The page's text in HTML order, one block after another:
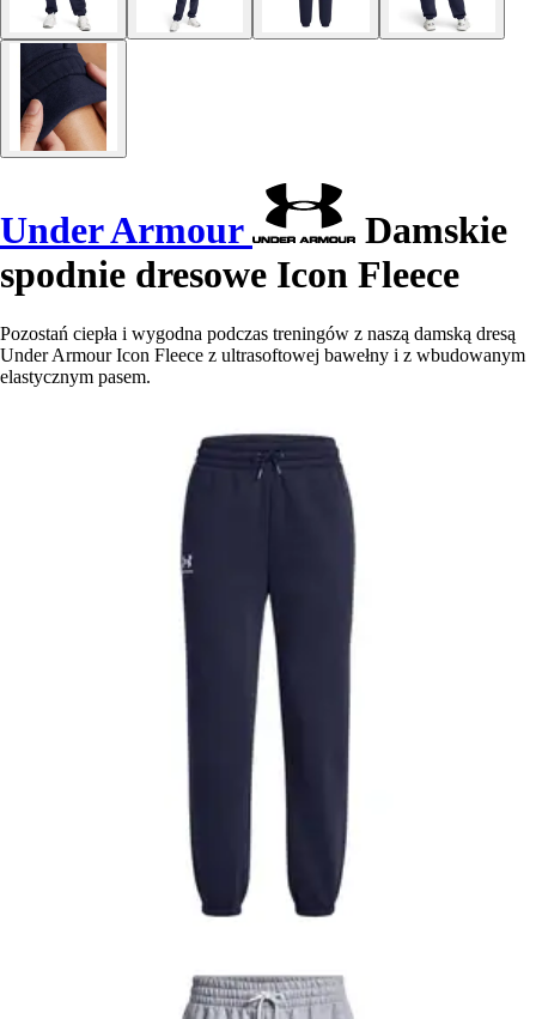
Under Armour
Damskie
spodnie dresowe Icon Fleece
Pozostań ciepła i wygodna podczas treningów z naszą damską dresą
Under Armour Icon Fleece z ultrasoftowej bawełny i z wbudowanym
elastycznym pasem.